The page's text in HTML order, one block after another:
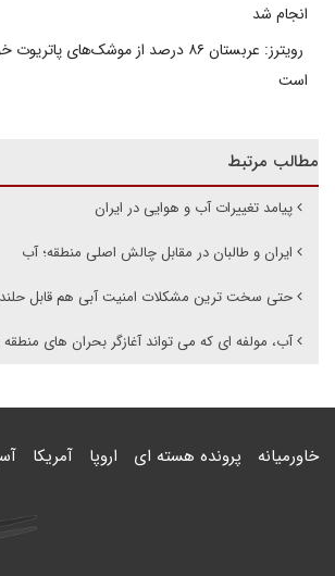
انجام شد
رویترز: عربستان ۸۶ درصد از موشک‌های
است
مطالب مرتبط
پیامد تغییرات آب و هوایی در ایران
ایران و طالبان در مقابل چالش اصلی منطقه؛ آب
حتی سخت ترین مشکلات امنیت آبی هم قابل حلند
آب، مولفه ای که می تواند آغازگر بحران های منطقه
خاورمیانه پرونده هسته ای اروپا آمریکا